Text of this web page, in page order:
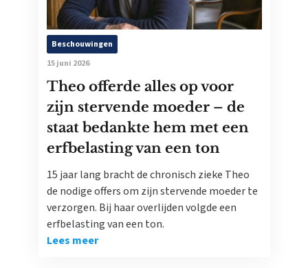
Beschouwingen
15 juni 2026
Theo offerde alles op voor
zijn stervende moeder – de
staat bedankte hem met een
erfbelasting van een ton
15 jaar lang bracht de chronisch zieke Theo
de nodige offers om zijn stervende moeder te
verzorgen. Bij haar overlijden volgde een
erfbelasting van een ton.
Lees meer